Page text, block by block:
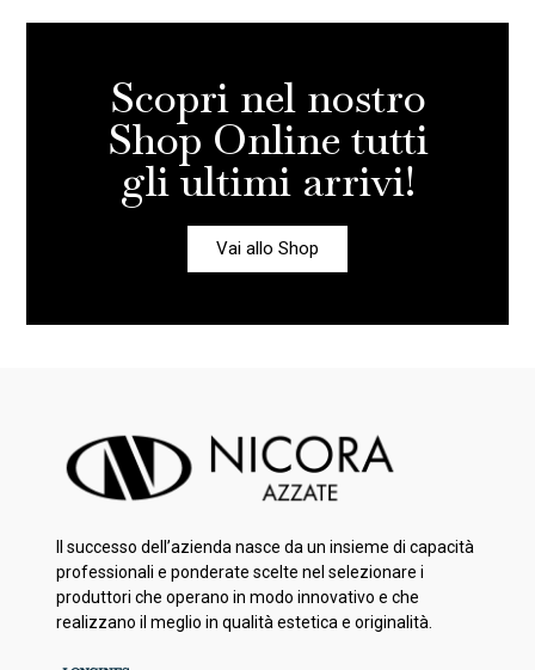
Scopri nel nostro
Shop Online tutti
gli ultimi arrivi!
Vai allo Shop
Il successo dell’azienda nasce da un insieme di capacità
professionali e ponderate scelte nel selezionare i
produttori che operano in modo innovativo e che
realizzano il meglio in qualità estetica e originalità.